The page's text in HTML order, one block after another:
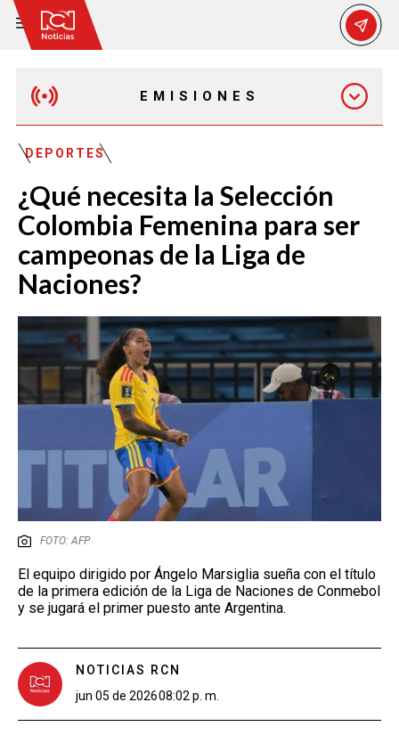
EMISIONES
EMISIÓN 12:30 PM
EMISIÓN 7:00 PM
EMISIÓN 11:30 PM
DEPORTES
¿Qué necesita la Selección
Colombia Femenina para ser
campeonas de la Liga de
Naciones?
FOTO: AFP
El equipo dirigido por Ángelo Marsiglia sueña con el título
de la primera edición de la Liga de Naciones de Conmebol
y se jugará el primer puesto ante Argentina.
NOTICIAS RCN
jun 05 de 202608:02 p. m.